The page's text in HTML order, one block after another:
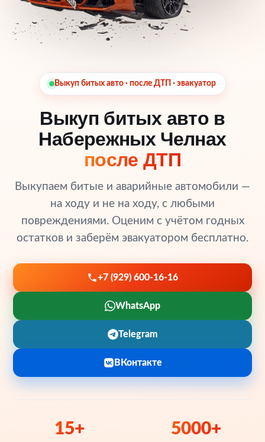
Выкуп битых авто · после ДТП · эвакуатор
Выкуп битых авто в
Набережных Челнах
после ДТП
Выкупаем битые и аварийные автомобили —
на ходу и не на ходу, с любыми
повреждениями. Оценим с учётом годных
остатков и заберём эвакуатором бесплатно.
+7 (929) 600-16-16
WhatsApp
Telegram
ВКонтакте
15+ 5000+